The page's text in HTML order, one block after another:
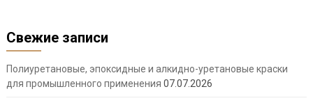
Свежие записи
Полиуретановые, эпоксидные и алкидно-уретановые краски
для промышленного применения 07.07.2026